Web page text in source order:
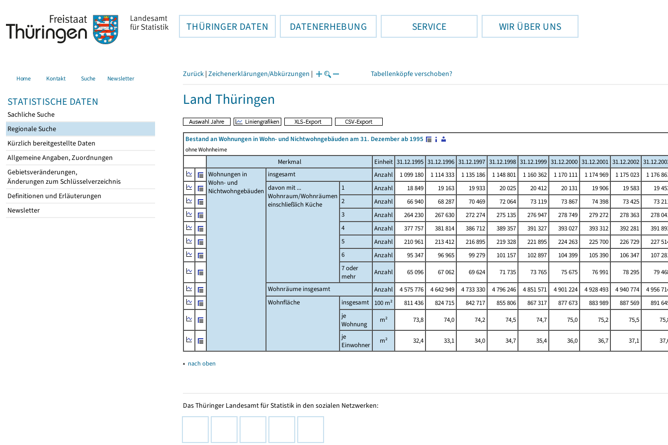
THÜRINGER DATEN DATENERHEBUNG SERVICE WIR ÜBER UNS
Home Kontakt Suche Newsletter
STATISTISCHE DATEN
Sachliche Suche
Regionale Suche
Kürzlich bereitgestellte Daten
Allgemeine Angaben, Zuordnungen
Gebietsveränderungen,
Änderungen zum Schlüsselverzeichnis
Definitionen und Erläuterungen
Newsletter
Zurück | Zeichenerklärungen/Abkürzungen | Tabellenköpfe verschoben?
Land Thüringen
Bestand an Wohnungen in Wohn- und Nichtwohngebäuden am 31. Dezember ab 1995
ohne Wohnheime
Merkmal Einheit 31.12.1995 31.12.1996 31.12.1997 31.12.1998 31.12.1999 31.12.2000 31.12.2001 31.12.2002
Wohnungen in
Wohn- und
Nichtwohngebäuden
insgesamt Anzahl 1 099 180 1 114 333 1 135 186 1 148 801 1 160 362 1 170 111 1 174 969 1 175 023
1 176
davon mit ...
Wohnraum/Wohnräumen
einschließlich Küche
1 Anzahl 18 849 19 163 19 933 20 025 20 412 20 131 19 906 19 583
19
2
Anzahl 66 940 68 287 70 469 72 064 73 119 73 867 74 398 73 425
73
3
Anzahl 264 230 267 630 272 274 275 135 276 947 278 749 279 272 278 363
278
4
Anzahl 377 757 381 814 386 712 389 357 391 327 393 027 393 312 392 281
391
5
Anzahl 210 961 213 412 216 895 219 328 221 895 224 263 225 700 226 729
227
6
Anzahl 95 347 96 965 99 279 101 157 102 897 104 399 105 390 106 347
107
7 oder
mehr
Anzahl 65 096 67 062 69 624 71 735 73 765 75 675 76 991 78 295
79
Wohnräume insgesamt
Anzahl 4 575 776 4 642 949 4 733 330 4 796 246 4 851 571 4 901 224 4 928 493 4 940 774
4 956
Wohnfläche
insgesamt 100 m² 811 436 824 715 842 717 855 806 867 317 877 673 883 989 887 569
891
je
Wohnung
m² 73,8 74,0 74,2 74,5 74,7 75,0 75,2 75,5
je
Einwohner
m² 32,4 33,1 34,0 34,7 35,4 36,0 36,7 37,1
▴ nach oben
Das Thüringer Landesamt für Statistik in den sozialen Netzwerken: